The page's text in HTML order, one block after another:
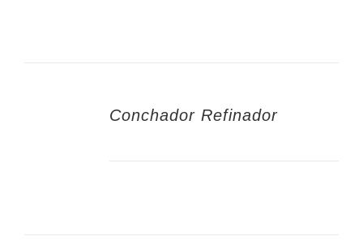
Conchador Refinador